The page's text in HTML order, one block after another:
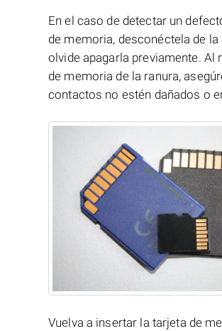
En el caso de detectar un
de memoria, desconéctela de la
olvide apagarla previamente. Al
de memoria de la ranura,
contactos no estén dañados o
Vuelva a insertar la tarjeta de